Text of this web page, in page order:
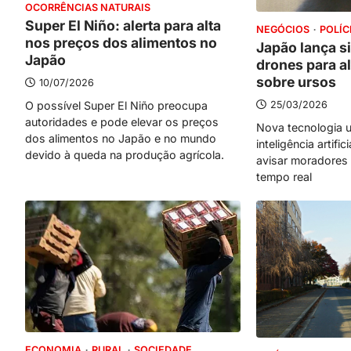
OCORRÊNCIAS NATURAIS
Super El Niño: alerta para alta
nos preços dos alimentos no
Japão
10/07/2026
O possível Super El Niño preocupa
autoridades e pode elevar os preços
dos alimentos no Japão e no mundo
devido à queda na produção agrícola.
NEGÓCIOS
Japão lança
drones para
sobre ursos
25/03/2026
Nova tecnologia
inteligência
avisar
tempo real